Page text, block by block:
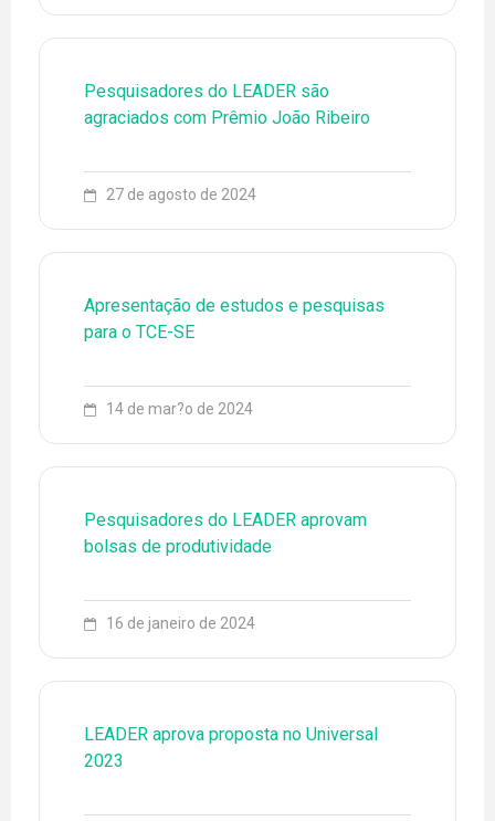
EQUIPE
EVENTOS
NOTÍCIAS
Pesquisadores do LEADER são
agraciados com Prêmio João Ribeiro
27 de agosto de 2024
Apresentação de estudos e pesquisas
para o TCE-SE
14 de mar?o de 2024
Pesquisadores do LEADER aprovam
bolsas de produtividade
16 de janeiro de 2024
LEADER aprova proposta no Universal
2023